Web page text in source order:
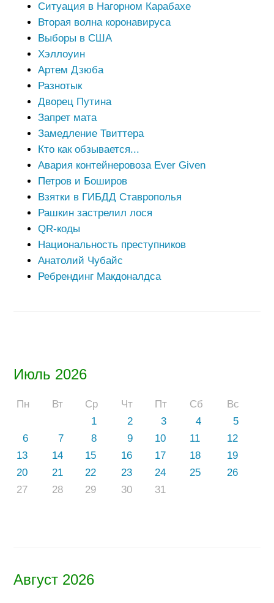
Июль 2026
Пн Вт Ср Чт Пт Сб
Вс
1
2 3 4
5
6
7 8 9 10 11
12
13
14 15 16 17 18
19
20
21 22 23 24 25
26
27
28 29 30 31
Август 2026
Ситуация в Нагорном Карабахе
Вторая волна коронавируса
Выборы в США
Хэллоуин
Артем Дзюба
Разнотык
Дворец Путина
Запрет мата
Замедление Твиттера
Кто как обзывается...
Авария контейнеровоза Ever Given
Петров и Боширов
Взятки в ГИБДД Ставрополья
Рашкин застрелил лося
QR-коды
Национальность преступников
Анатолий Чубайс
Ребрендинг Макдоналдса